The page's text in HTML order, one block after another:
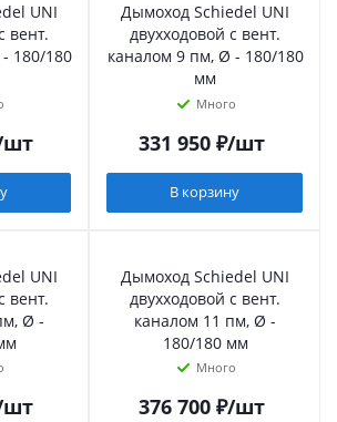
UNI
вент.
180/180
Дымоход Schiedel UNI
двухходовой с вент.
каналом 9 пм, Ø - 180/180
мм
Много
331 950₽/шт
В корзину
UNI
вент.
Ø -
Дымоход Schiedel UNI
двухходовой с вент.
каналом 11 пм, Ø -
180/180 мм
Много
376 700₽/шт